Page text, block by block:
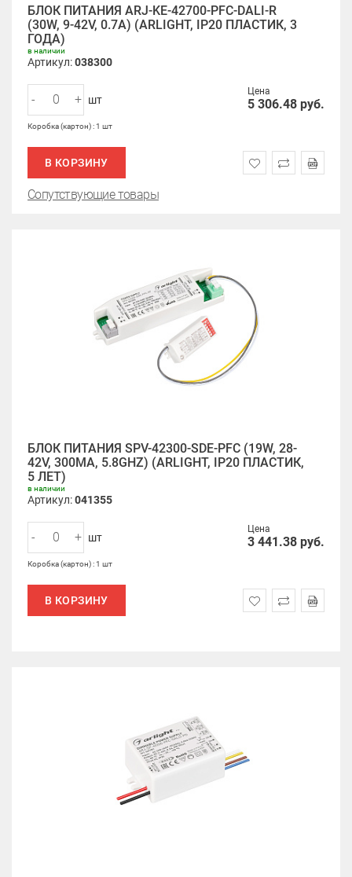
БЛОК ПИТАНИЯ ARJ-KE-42700-PFC-DALI-R
(30W, 9-42V, 0.7A) (ARLIGHT, IP20 ПЛАСТИК, 3
ГОДА)
в наличии
Артикул:038300
Цена
5 306.48 руб.
- + шт
Коробка (картон) : 1 шт
В КОРЗИНУ
Сопутствующие товары
БЛОК ПИТАНИЯ SPV-42300-SDE-PFC (19W, 28-
42V, 300MA, 5.8GHZ) (ARLIGHT, IP20 ПЛАСТИК,
5 ЛЕТ)
в наличии
Артикул:041355
Цена
3 441.38 руб.
- + шт
Коробка (картон) : 1 шт
В КОРЗИНУ